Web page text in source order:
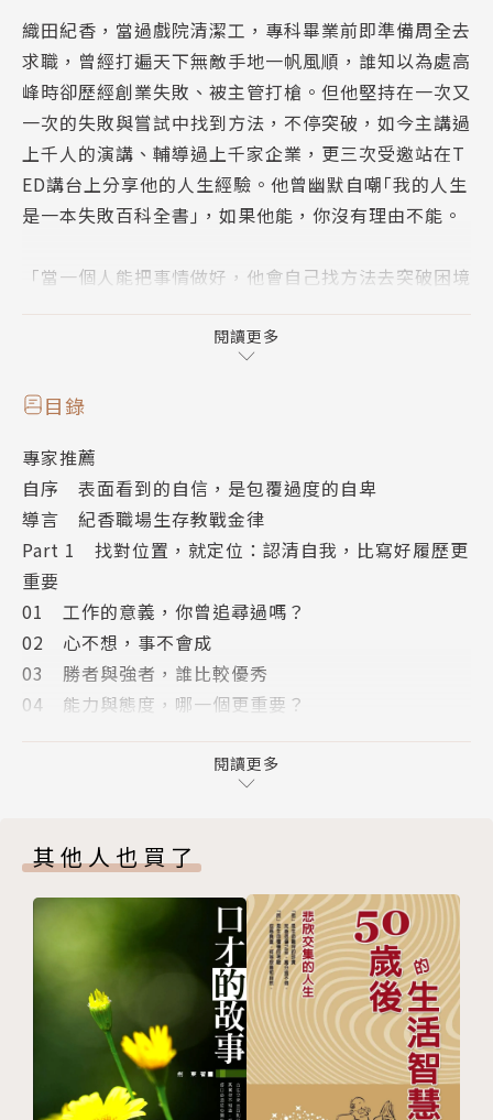
織田紀香，當過戲院清潔工，專科畢業前即準備周全去
求職，曾經打遍天下無敵手地一帆風順，誰知以為處高
峰時卻歷經創業失敗、被主管打槍。但他堅持在一次又
一次的失敗與嘗試中找到方法，不停突破，如今主講過
上千人的演講、輔導過上千家企業，更三次受邀站在T
ED講台上分享他的人生經驗。他曾幽默自嘲｢我的人生
是一本失敗百科全書｣，如果他能，你沒有理由不能。
「當一個人能把事情做好，他會自己找方法去突破困境
滿意，但『成功者找方法，失敗者找理由』；而表現不
佳的工作者，他們將情緒投射到公司，進而藉由群體互
相安慰、滿足，找到情緒的出口，然後形成一種集體共
控制著他們。」紀香說，就算你現在不知道工作的意義
是什麼，但現在一件件看似不完美的經驗，經過反省與
吸收，再重新修正，一定能瓶頸轉順境，找到自己的工
作價值。
紀香是位一旦要做就勇往直前的勇者。無論前方是黑暗
或光明，無論旁人的眼光或論述，無論過程中是佈滿荊
棘或是道路多麼崎曲，他總是努力找到方法去克服種種
困境與障礙，只為了能將事情做好。
受夠了千篇一律的成功法則嗎？織田紀香的職場「負能
量」，能挑戰您以為的正面思維；成功無法模仿，但失
敗可以被學習，勇敢失敗比努力成功更有力量！
──台灣壹傳媒集團數位媒體業務部總經理 劉智瑋
每次的失敗在你心裡積累的是什麼？一次的成功你又領
悟到什麼？讀紀香說故事，他的文字裡有深刻的畫面。
──ETtoday東森新聞雲 共同創辦人、社長 蔡慶輝
閱讀更多
目錄
專家推薦
自序 表面看到的自信，是包覆過度的自卑
導言 紀香職場生存教戰金律
Part 1 找對位置，就定位：認清自我，比寫好履歷更
重要
01 工作的意義，你曾追尋過嗎？
02 心不想，事不會成
03 勝者與強者，誰比較優秀
04 能力與態度，哪一個更重要？
06 烏托邦裡沒有草莓──給實習生與菜鳥的話
07 是工作找到你，還是你找到了工作？
Part 2 減少抱怨，求經驗：改變思維，就能改變現況
01 第一份工作教會我的事
02 那段潦倒落魄又無光無色的過往
03 我想談的不只是失敗，而是一種人生價值觀
04 面對挫折、解決挫折、習慣挫折
05 辭職離開，能夠解決問題嗎？
06 抱怨不會改變現況，真正能改變的是你的「改
07 失業感覺糟透了？都是自找的！
閱讀更多
其他人也買了